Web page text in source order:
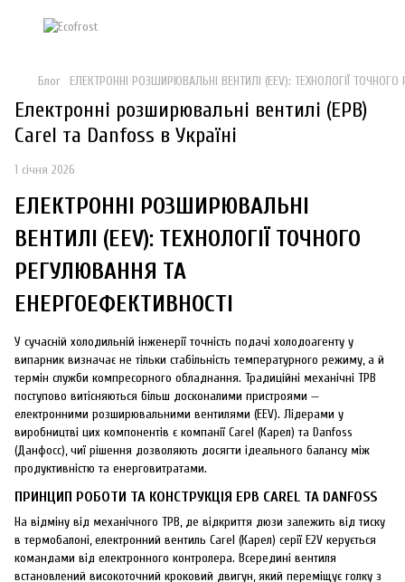
Блог ЕЛЕКТРОННІ РОЗШИРЮВАЛЬНІ ВЕНТИЛІ (EEV): ТЕХНОЛОГІЇ
Електронні розширювальні вентилі (ЕРВ)
Carel та Danfoss в Україні
1 січня 2026
ЕЛЕКТРОННІ РОЗШИРЮВАЛЬНІ
ВЕНТИЛІ (EEV): ТЕХНОЛОГІЇ ТОЧНОГО
РЕГУЛЮВАННЯ ТА
ЕНЕРГОЕФЕКТИВНОСТІ
У сучасній холодильній інженерії точність подачі холодоагенту у
випарник визначає не тільки стабільність температурного режиму, а й
термін служби компресорного обладнання. Традиційні механічні ТРВ
поступово витісняються більш досконалими пристроями —
електронними розширювальними вентилями (EEV). Лідерами у
виробництві цих компонентів є компанії Carel (Карел) та Danfoss
(Данфосс), чиї рішення дозволяють досягти ідеального балансу між
продуктивністю та енерговитратами.
ПРИНЦИП РОБОТИ ТА КОНСТРУКЦІЯ ЕРВ CAREL ТА DANFOSS
На відміну від механічного ТРВ, де відкриття дюзи залежить від тиску
в термобалоні, електронний вентиль Carel (Карел) серії E2V керується
командами від електронного контролера. Всередині вентиля
встановлений високоточний кроковий двигун, який переміщує голку з